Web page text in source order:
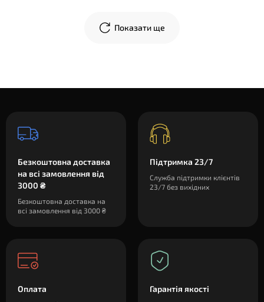
Показати ще
Безкоштовна доставка
на всі замовлення від
3000 ₴
Безкоштовна доставка на
всі замовлення від 3000 ₴
Підтримка 23/7
Служба підтримки клієнтів
23/7 без вихідних
Оплата Гарантія якості